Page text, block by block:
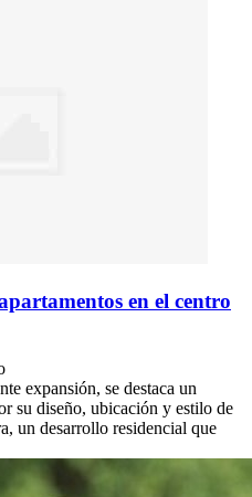
en el centro
expansión, se destaca un
su diseño, ubicación y estilo de
un desarrollo residencial que